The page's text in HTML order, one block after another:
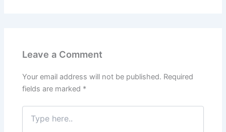
Leave a Comment
Your email address will not be published. Required
fields are marked *
Type
here..